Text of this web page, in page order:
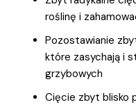
roślinę i
Pozostawianie
które zasychają i
grzybowych
Cięcie zbyt blisko